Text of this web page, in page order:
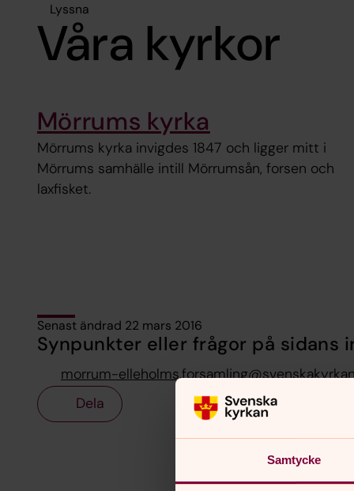
Samtycke
Lyssna
Våra kyrkor
Mörrums kyrka
Mörrums kyrka invigdes 1847 och ligger mitt i
Mörrums samhälle intill Mörrumsån, forsen och
laxfisket.
Senast ändrad 22 mars 2016
Synpunkter eller frågor på sidans
morrum-
Dela